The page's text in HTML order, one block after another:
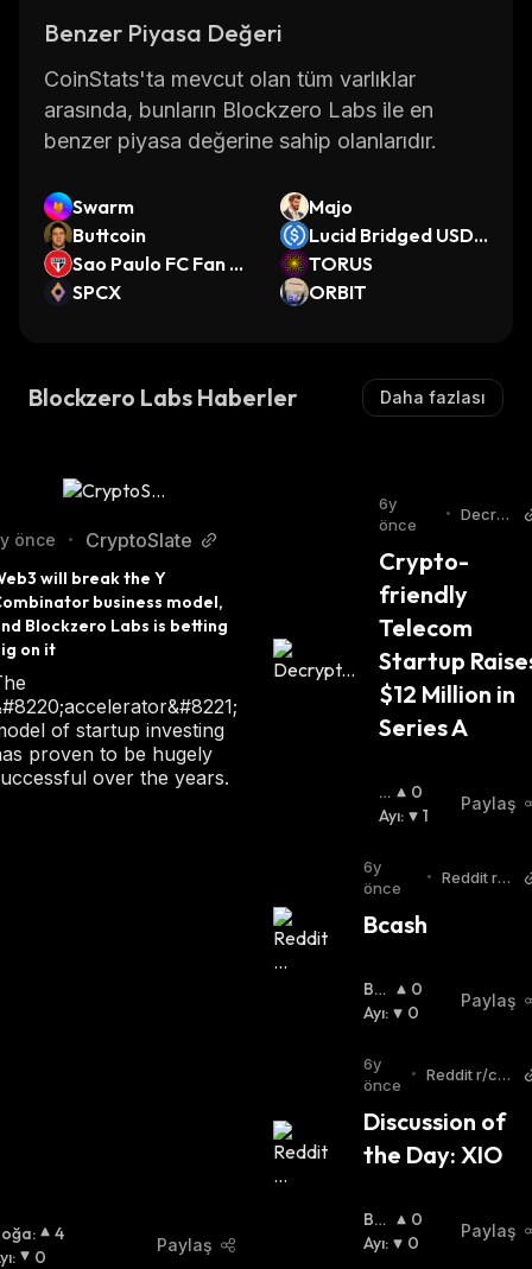
Benzer Piyasa Değeri
CoinStats'ta mevcut olan tüm varlıklar
arasında, bunların Blockzero Labs ile en
benzer piyasa değerine sahip olanlarıdır.
Swarm
Majo
Buttcoin
Lucid Bridged USDC
(Redbelly)
Sao Paulo FC Fan To
ken
TORUS
SPCX
ORBIT
Blockzero Labs Haberler Daha fazlası
önce • CryptoSlate
will break the Y
business model,
Blockzero Labs is betting
on it
of startup investing
proven to be hugely
over the years.
:
4
: 0
Paylaş
6y
önce
• Decryp
Crypto-
friendly
Telecom
Startup
$12 Million in
Series A
B
O
A
:
0
Ayı: 1
Paylaş
6y
önce
• Reddit r/b
Bcash
Bo
Ğa:
0
Ayı: 0
Paylaş
6y
önce
•
Reddit r/cry
y
Discussion of
the Day: XIO
Bo
Ğa:
0
Ayı: 0
Paylaş